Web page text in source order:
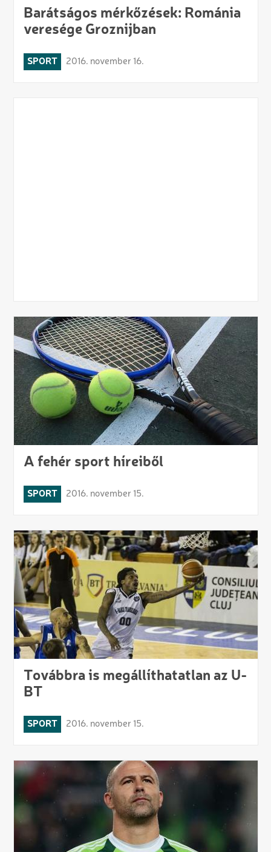
Barátságos mérkőzések: Románia
veresége Groznijban
SPORT 2016. november 16.
A fehér sport híreiből
SPORT 2016. november 15.
Továbbra is megállíthatatlan az U-
BT
SPORT 2016. november 15.